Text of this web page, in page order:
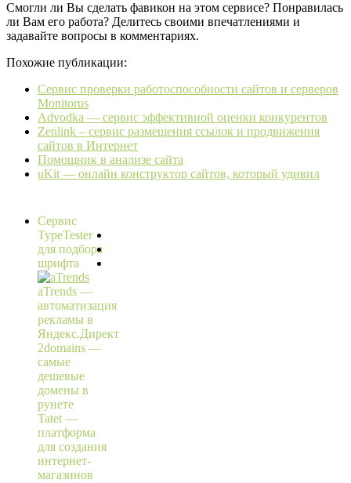
Смогли ли Вы сделать фавикон на этом сервисе? Понравилась
ли Вам его работа? Делитесь своими впечатлениями и
задавайте вопросы в комментариях.
Похожие публикации:
Сервис проверки работоспособности сайтов и серверов
Monitorus
Advodka — сервис эффективной оценки конкурентов
Zenlink – сервис размещения ссылок и продвижения
сайтов в Интернет
Помощник в анализе сайта
uKit — онлайн конструктор сайтов, который удивил
Сервис
TypeTester
для подбора
шрифта
aTrends —
автоматизация
рекламы в
Яндекс.Директ
2domains —
самые
дешевые
домены в
рунете
Tatet —
платформа
для создания
интернет-
магазинов